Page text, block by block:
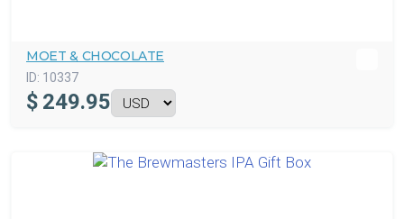
MOET & CHOCOLATE
ID: 10337
$ 249.95